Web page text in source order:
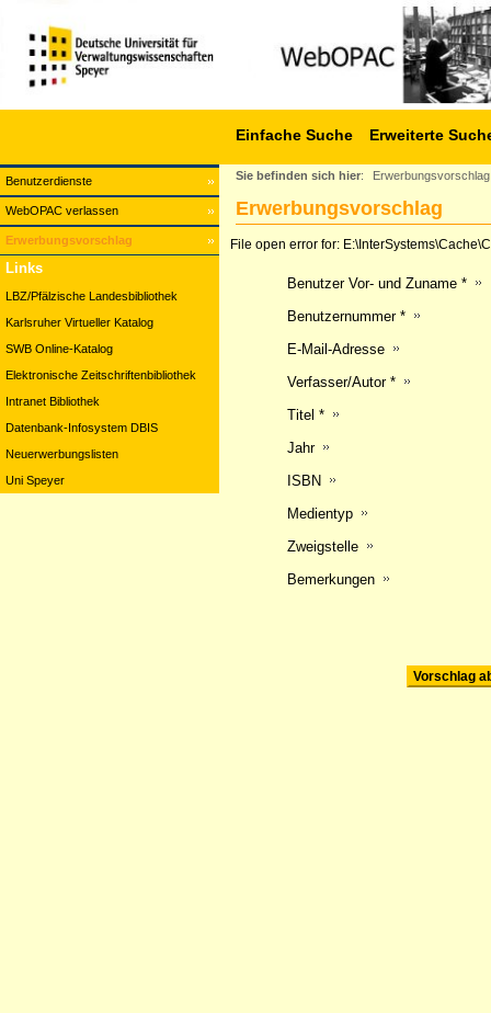
Benutzerdienste
WebOPAC verlassen
Erwerbungsvorschlag
Einfache Suche Erweiterte
Links
LBZ/Pfälzische Landesbibliothek
Karlsruher Virtueller Katalog
SWB Online-Katalog
Elektronische Zeitschriftenbibliothek
Intranet Bibliothek
Datenbank-Infosystem DBIS
Neuerwerbungslisten
Uni Speyer
Sie befinden sich hier: Erwerbungsvorschlag
Erwerbungsvorschlag
File open error for:
Benutzer Vor- und Zuname *
Benutzernummer *
E-Mail-Adresse
Verfasser/Autor *
Titel *
Jahr
ISBN
Medientyp
Zweigstelle
Bemerkungen